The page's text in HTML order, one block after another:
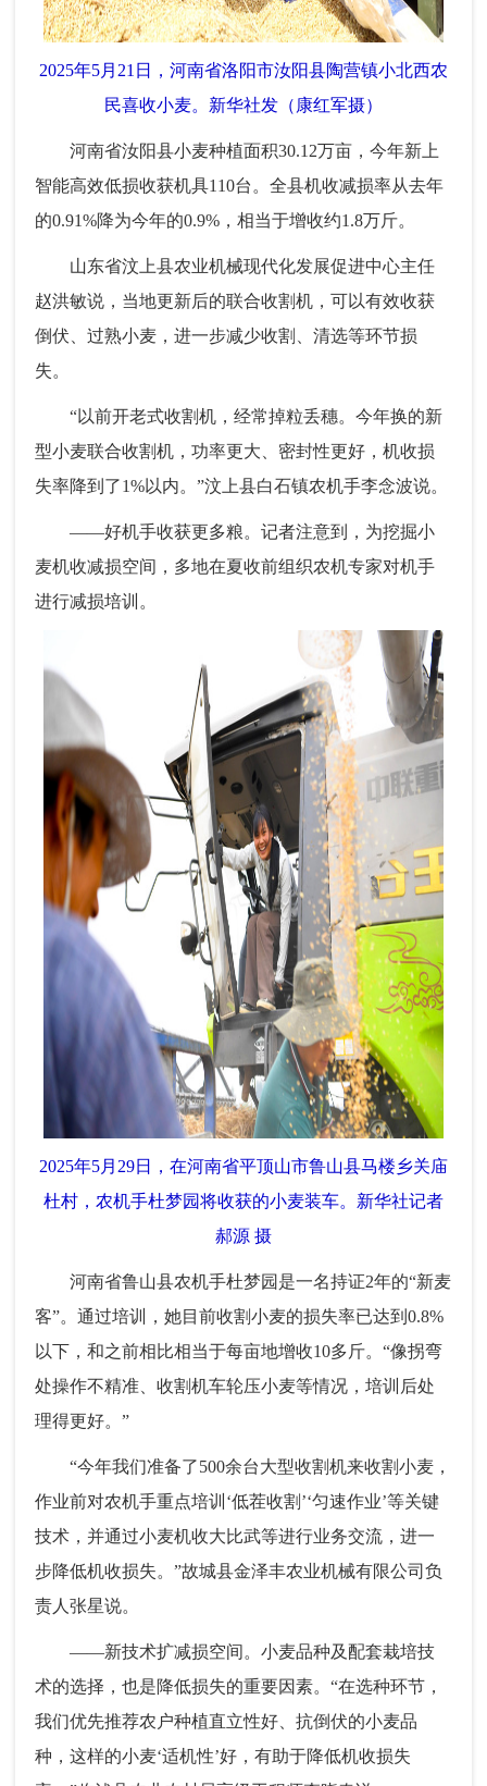
2025年5月21日，河南省洛阳市汝阳县陶营镇小北西农
民喜收小麦。新华社发（康红军摄）
河南省汝阳县小麦种植面积30.12万亩，今年新上
智能高效低损收获机具110台。全县机收减损率从去年
的0.91%降为今年的0.9%，相当于增收约1.8万斤。
山东省汶上县农业机械现代化发展促进中心主任
赵洪敏说，当地更新后的联合收割机，可以有效收获
倒伏、过熟小麦，进一步减少收割、清选等环节损
失。
“以前开老式收割机，经常掉粒丢穗。今年换的新
型小麦联合收割机，功率更大、密封性更好，机收损
失率降到了1%以内。”汶上县白石镇农机手李念波说。
——好机手收获更多粮。记者注意到，为挖掘小
麦机收减损空间，多地在夏收前组织农机专家对机手
进行减损培训。
2025年5月29日，在河南省平顶山市鲁山县马楼乡关庙
杜村，农机手杜梦园将收获的小麦装车。新华社记者
郝源 摄
河南省鲁山县农机手杜梦园是一名持证2年的“新麦
客”。通过培训，她目前收割小麦的损失率已达到0.8%
以下，和之前相比相当于每亩地增收10多斤。“像拐弯
处操作不精准、收割机车轮压小麦等情况，培训后处
理得更好。”
“今年我们准备了500余台大型收割机来收割小麦，
作业前对农机手重点培训‘低茬收割’‘匀速作业’等关键
技术，并通过小麦机收大比武等进行业务交流，进一
步降低机收损失。”故城县金泽丰农业机械有限公司负
责人张星说。
——新技术扩减损空间。小麦品种及配套栽培技
术的选择，也是降低损失的重要因素。“在选种环节，
我们优先推荐农户种植直立性好、抗倒伏的小麦品
种，这样的小麦‘适机性’好，有助于降低机收损失